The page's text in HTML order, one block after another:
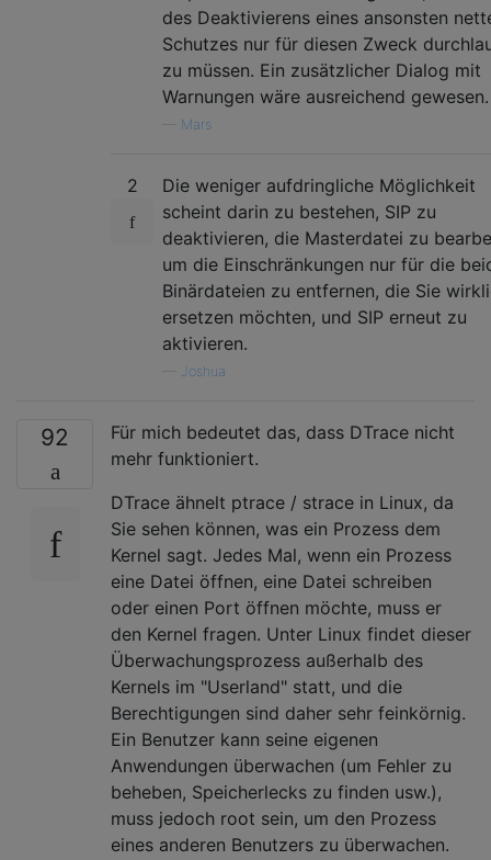
des Deaktivierens eines ansonsten
Schutzes nur für diesen Zweck
zu müssen. Ein zusätzlicher Dialog mit
Warnungen wäre ausreichend gewesen.
Mars
2
Die weniger aufdringliche Möglichkeit
scheint darin zu bestehen, SIP zu
deaktivieren, die Masterdatei zu
um die Einschränkungen nur für die
Binärdateien zu entfernen, die Sie
ersetzen möchten, und SIP erneut zu
aktivieren.
Joshua
92
Für mich bedeutet das, dass DTrace nicht
mehr funktioniert.
DTrace ähnelt ptrace / strace in Linux, da
Sie sehen können, was ein Prozess dem
Kernel sagt. Jedes Mal, wenn ein Prozess
eine Datei öffnen, eine Datei schreiben
oder einen Port öffnen möchte, muss er
den Kernel fragen. Unter Linux findet dieser
Überwachungsprozess außerhalb des
Kernels im "Userland" statt, und die
Berechtigungen sind daher sehr feinkörnig.
Ein Benutzer kann seine eigenen
Anwendungen überwachen (um Fehler zu
beheben, Speicherlecks zu finden usw.),
muss jedoch root sein, um den Prozess
eines anderen Benutzers zu überwachen.